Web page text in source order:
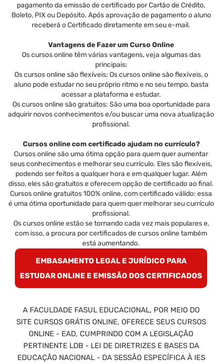
pagamento da emissão de certificado por Cartão de Crédito,
Boleto, PIX ou Depósito. Após aprovação de pagamento o aluno
receberá o Certificado diretamente em seu e-mail.
Vantagens de Fazer um Curso Online
Os cursos online têm várias vantagens, veja algumas das
principais:
Os cursos online são flexíveis: Os cursos online são flexíveis, o
aluno pode estudar no seu próprio ritmo e no seu tempo, basta
acessar a plataforma e estudar.
Os cursos online são gratuitos: São uma boa oportunidade para
adquirir novos conhecimentos e/ou buscar uma nova atualização
profissional.
Cursos online com certificado ajudam no currículo?
Cursos online são uma ótima opção para quem quer aumentar
seus conhecimentos e melhorar seu currículo. Eles são flexíveis,
podendo ser feitos a qualquer hora e em qualquer lugar. Além
disso, eles são gratuitos e oferecem opção de certificado ao final.
Cursos online gratuitos 100% online, com certificado válido: essa
é uma ótima oportunidade para quem quer melhorar seu currículo
profissional.
Os cursos online estão se tornando cada vez mais populares e,
com isso, a procura por certificados de cursos online também
está aumentando.
EMBASAMENTO LEGAL E JURÍDICO PARA
ESTUDAR ONLINE E EMISSÃO DOS CERTIFICADOS
A FACULDADE FASUL EDUCACIONAL, POR MEIO DO
SITE CURSOS GRÁTIS ONLINE, OFERECE SEUS CURSOS
ONLINE - EAD, CUMPRINDO COM A LEGISLAÇÃO
PERTINENTE LDB - LEI DE DIRETRIZES E BASES DA
EDUCAÇÃO NACIONAL - DA SESSÃO ESPECÍFICA À IES